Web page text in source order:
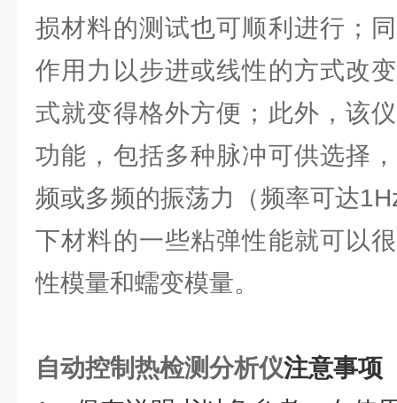
损材料的测试也可顺利进行；
作用力以步进或线性的方式改
式就变得格外方便；此外，该
功能，包括多种脉冲可供选择
频或多频的振荡力（频率可达
下材料的一些粘弹性能就可以
性模量和蠕变模量。
自动控制热检测分析仪注意事项